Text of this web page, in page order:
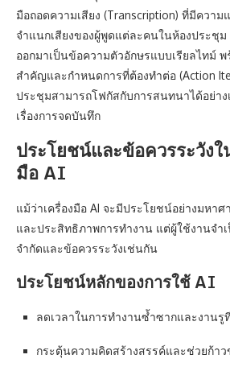
มือถอดความเสียง (Transcription) ที่มีควา
จำแนกเสียงของผู้พูดแต่ละคนในห้องประชุม
ออกมาเป็นข้อความตัวอักษรแบบเรียลไทม์
สำคัญและกำหนดการที่ต้องทำต่อ (Action
ประชุมสามารถโฟกัสกับการสนทนาได้อย่าง
เรื่องการจดบันทึก
ประโยชน์และข้อควรระวังใ
มือ AI
แม้ว่าเครื่องมือ AI จะมีประโยชน์อย่างมหาศ
และประสิทธิภาพการทำงาน แต่ผู้ใช้งานจำ
จำกัดและข้อควรระวังเช่นกัน
ประโยชน์หลักของการใช้ AI
ลดเวลาในการทำงานซ้ำซากและงานรู
กระตุ้นความคิดสร้างสรรค์และช่วยก้า